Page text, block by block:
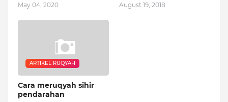
May 04, 2020 August 19, 2018
ARTIKEL RUQYAH
Cara meruqyah sihir
pendarahan